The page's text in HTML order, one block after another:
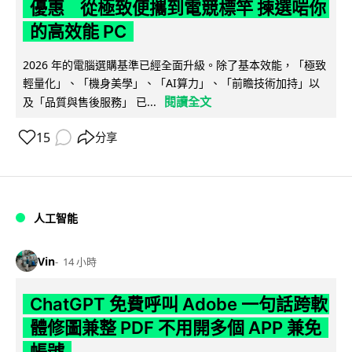
優惠 從極致便攜到電競標竿 揀選啱你
的高效能 PC
2026 年的電腦選購基準已經全面升級。除了基本效能，「極致
輕量化」、「機身美學」、「AI算力」、「前瞻技術加持」以
及「品質與售後服務」 已...
閱讀全文
15 分享
人工智能
Vin 14 小時
ChatGPT 免費呼叫 Adobe 一句話跨軟
體修圖兼整 PDF 不用開多個 APP 兼免